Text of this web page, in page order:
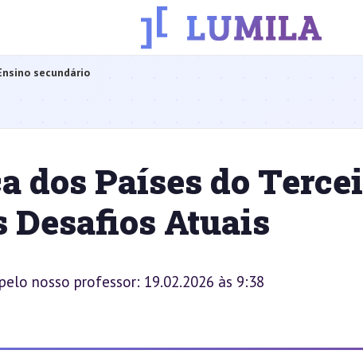
secundário
dos Países do
Desafios Atuais
nosso professor: 19.02.2026 às 9:38